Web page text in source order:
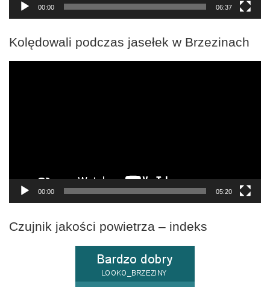
00:00 06:37
Kolędowali podczas jasełek w Brzezinach
00:00 05:20
Czujnik jakości powietrza – indeks